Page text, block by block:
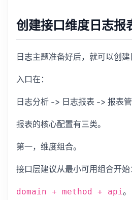
创建接口维度日志报
日志主题准备好后，就可以创建
入口在：
日志分析 -> 日志报表 -> 报表管
报表的核心配置有三类。
第一，维度组合。
接口层建议从最小可用组合开始：
domain + method + api。